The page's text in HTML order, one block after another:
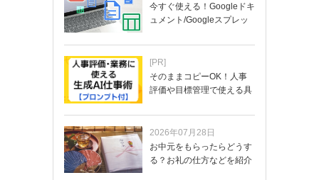
今すぐ使える！Googleドキ
ュメント/Googleスプレッ
[PR]
そのままコピーOK！人事
評価や目標管理で使える具
2026年07月28日
お中元をもらったらどうす
る？お礼の仕方などを紹介